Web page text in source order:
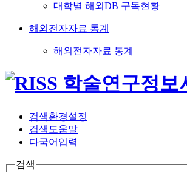
대학별 해외DB 구독현황
해외전자자료 통계
해외전자자료 통계
검색환경설정
검색도움말
다국어입력
검색